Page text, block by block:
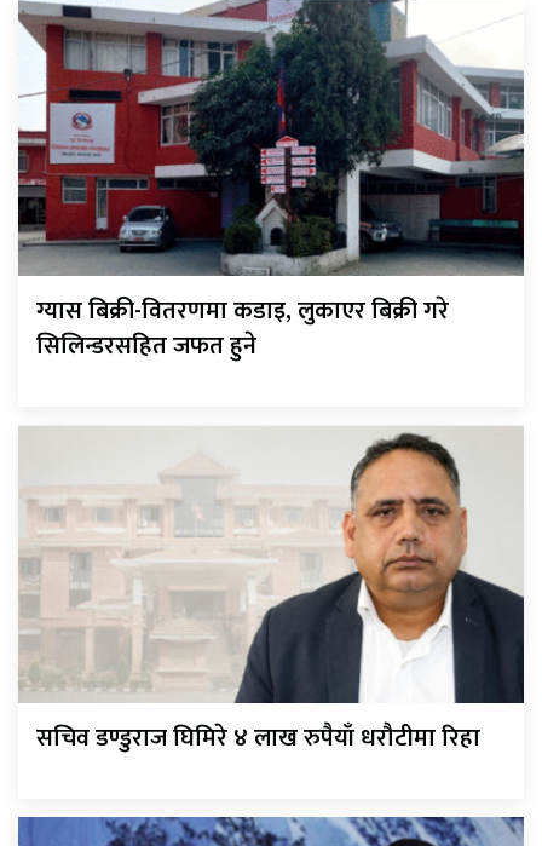
ग्यास बिक्री-वितरणमा कडाइ, लुकाएर बिक्री गरे
सिलिन्डरसहित जफत हुने
सचिव डण्डुराज घिमिरे ४ लाख रुपैयाँ धरौटीमा रिहा